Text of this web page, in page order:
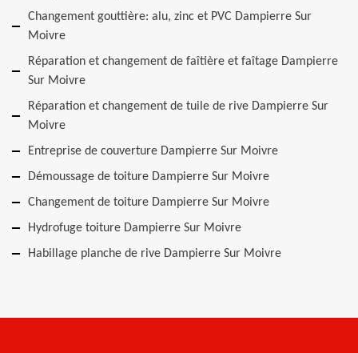
Changement gouttière: alu, zinc et PVC Dampierre Sur
Moivre
Réparation et changement de faîtière et faîtage Dampierre
Sur Moivre
Réparation et changement de tuile de rive Dampierre Sur
Moivre
Entreprise de couverture Dampierre Sur Moivre
Démoussage de toiture Dampierre Sur Moivre
Changement de toiture Dampierre Sur Moivre
Hydrofuge toiture Dampierre Sur Moivre
Habillage planche de rive Dampierre Sur Moivre